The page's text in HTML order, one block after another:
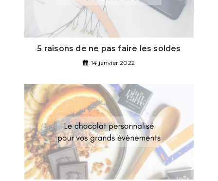
5 raisons de ne pas faire les soldes
14 janvier 2022